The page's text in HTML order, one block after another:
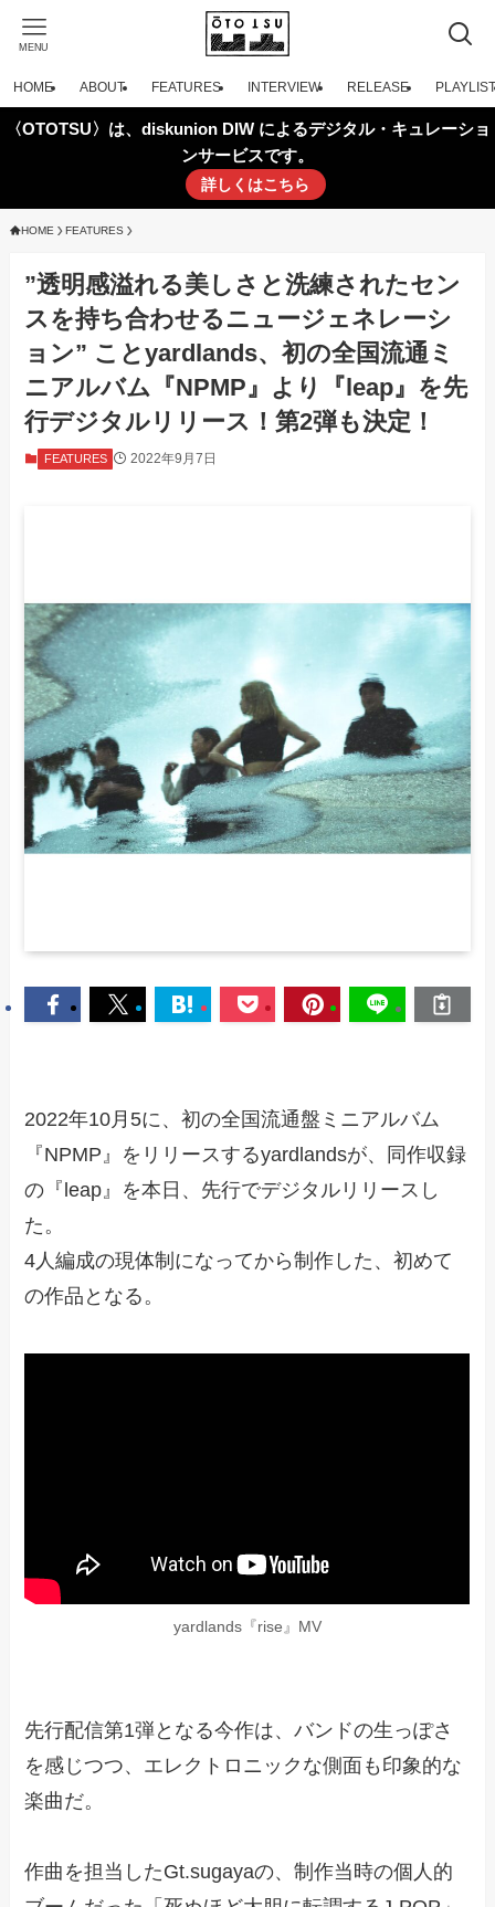
MENU
HOME ABOUT FEATURES INTERVIEW RELEASE PLAYLIST
〈OTOTSU〉は、diskunion DIW によるデジタル・キュレーショ
ンサービスです。
詳しくはこちら
HOME FEATURES
”透明感溢れる美しさと洗練されたセン
スを持ち合わせるニュージェネレーシ
ョン” ことyardlands、初の全国流通ミ
ニアルバム『NPMP』より『leap』を先
行デジタルリリース！第2弾も決定！
FEATURES 2022年9月7日
2022年10月5に、初の全国流通盤ミニアルバム
『NPMP』をリリースするyardlandsが、同作収録
の『leap』を本日、先行でデジタルリリースし
た。
4人編成の現体制になってから制作した、初めて
の作品となる。
yardlands『rise』MV
先行配信第1弾となる今作は、バンドの生っぽさ
を感じつつ、エレクトロニックな側面も印象的な
楽曲だ。
作曲を担当したGt.sugayaの、制作当時の個人的